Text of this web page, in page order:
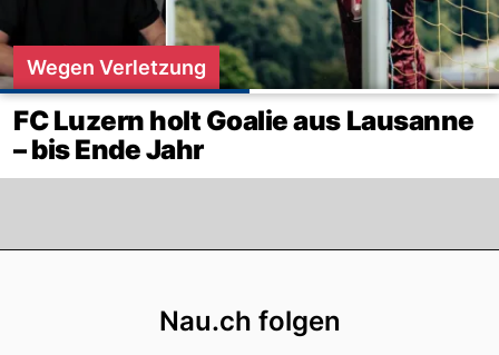
Wegen Verletzung
FC Luzern holt Goalie aus Lausanne
– bis Ende Jahr
Nau.ch folgen